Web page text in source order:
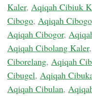
Kaler, Aqiqah Cibiuk
Cibogo, Aqiqah
Aqiqah Cibogor,
Aqiqah Cibolang Kaler,
Ciborelang, Aqiqah
Cibugel, Aqiqah
Aqiqah Cibulan,